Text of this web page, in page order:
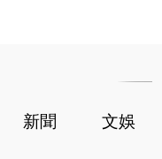
新聞 文娛